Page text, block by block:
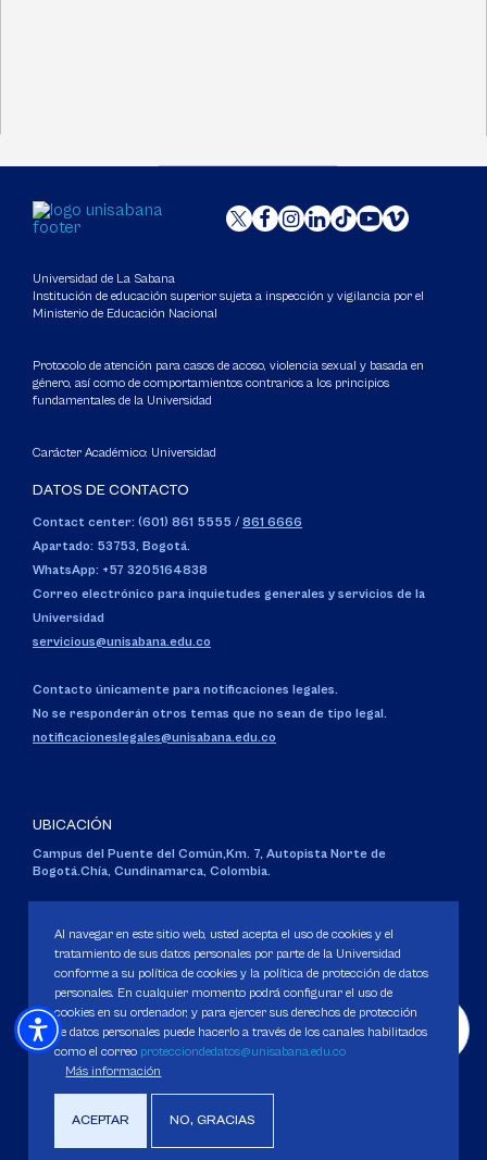
Universidad de La Sabana
Institución de educación superior sujeta a inspección y vigilancia por el
Ministerio de Educación Nacional
Protocolo de atención para casos de acoso, violencia sexual y basada en
género, así como de comportamientos contrarios a los principios
fundamentales de la Universidad
Carácter Académico: Universidad
DATOS DE CONTACTO
Contact center: (601) 861 5555 / 861 6666
Apartado: 53753, Bogotá.
WhatsApp: +57 3205164838
Correo electrónico para inquietudes generales y servicios de la
Universidad
servicious@unisabana.edu.co
Contacto únicamente para notificaciones legales.
No se responderán otros temas que no sean de tipo legal.
notificacioneslegales@unisabana.edu.co
UBICACIÓN
Campus del Puente del Común,Km. 7, Autopista Norte de
Bogotá.Chía, Cundinamarca, Colombia.
Personería Jurídica:Resolución 130 del 14 de enero de 1980.
Ministerio de Educación Nacional.
Política de Protección de datos
Derechos Pecuniarios
Al navegar en este sitio web, usted acepta el uso de cookies y el
tratamiento de sus datos personales por parte de la Universidad
conforme a su política de cookies y la política de protección de datos
personales. En cualquier momento podrá configurar el uso de
cookies en su ordenador, y para ejercer sus derechos de protección
de datos personales puede hacerlo a través de los canales habilitados
como el correo protecciondedatos@unisabana.edu.co
Más información
ACEPTAR NO, GRACIAS